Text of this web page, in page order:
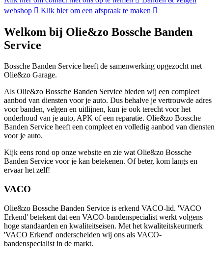
webshop
Klik hier om een afspraak te maken
Welkom bij Olie&zo Bossche Banden
Service
Bossche Banden Service heeft de samenwerking opgezocht met
Olie&zo Garage.
Als Olie&zo Bossche Banden Service bieden wij een compleet
aanbod van diensten voor je auto. Dus behalve je vertrouwde adres
voor banden, velgen en uitlijnen, kun je ook terecht voor het
onderhoud van je auto, APK of een reparatie. Olie&zo Bossche
Banden Service heeft een compleet en volledig aanbod van diensten
voor je auto.
Kijk eens rond op onze website en zie wat Olie&zo Bossche
Banden Service voor je kan betekenen. Of beter, kom langs en
ervaar het zelf!
VACO
Olie&zo Bossche Banden Service is erkend VACO-lid. 'VACO
Erkend' betekent dat een VACO-bandenspecialist werkt volgens
hoge standaarden en kwaliteitseisen. Met het kwaliteitskeurmerk
'VACO Erkend' onderscheiden wij ons als VACO-
bandenspecialist in de markt.